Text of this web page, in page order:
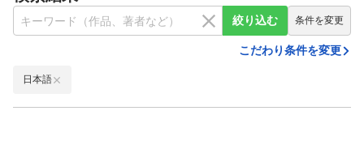
絞り込む 条件を変更
こだわり条件を変更
日本語